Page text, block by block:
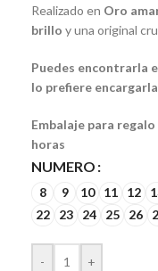
Realizado en Oro
brillo y una original
Puedes encontrarla
lo prefiere
Embalaje para
horas
NUMERO
8 9 10 11 12
22
23 24 25 26
- +